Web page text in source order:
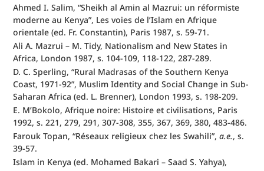
Ahmed I. Salim, “Sheikh al Amin al Mazrui: un réformiste
moderne au Kenya”, Les voies de l’Islam en Afrique
orientale (ed. Fr. Constantin), Paris 1987, s. 59-71.
Ali A. Mazrui – M. Tidy, Nationalism and New States in
Africa, London 1987, s. 104-109, 118-122, 287-289.
D. C. Sperling, “Rural Madrasas of the Southern Kenya
Coast, 1971-92”, Muslim Identity and Social Change in Sub-
Saharan Africa (ed. L. Brenner), London 1993, s. 198-209.
E. M’Bokolo, Afrique noire: Histoire et civilisations, Paris
1992, s. 221, 279, 291, 307-308, 355, 367, 369, 380, 483-486.
Farouk Topan, “Réseaux religieux chez les Swahili”, a.e., s.
39-57.
Islam in Kenya (ed. Mohamed Bakari – Saad S. Yahya),